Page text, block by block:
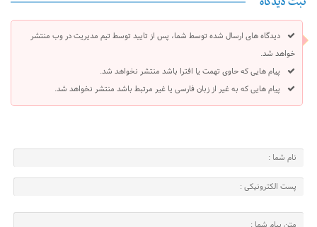
دیدگاه های ارسال شده توسط شما، پس از تایید توسط تیم مدیریت در وب منتشر
خواهد شد.
پیام هایی که حاوی تهمت یا افترا باشد منتشر نخواهد شد.
پیام هایی که به غیر از زبان فارسی یا غیر مرتبط باشد منتشر نخواهد شد.